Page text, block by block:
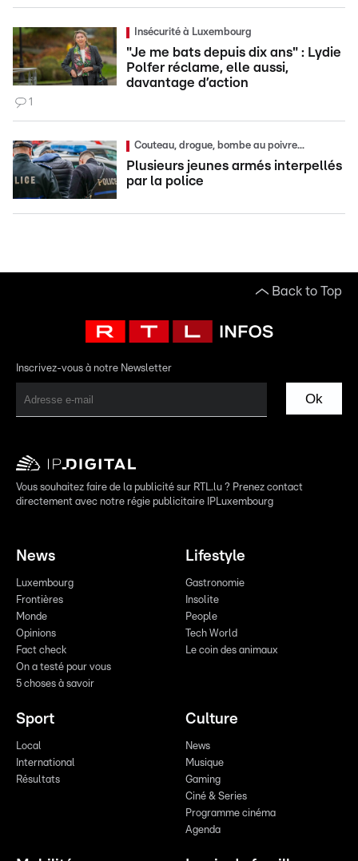
Insécurité à Luxembourg
"Je me bats depuis dix ans" : Lydie
Polfer réclame, elle aussi,
davantage d’action
1
Couteau, drogue, bombe au poivre...
Plusieurs jeunes armés interpellés
par la police
Back to Top
Inscrivez-vous à notre Newsletter
Ok
Vous souhaitez faire de la publicité sur RTL.lu ? Prenez contact
directement avec notre régie publicitaire IPLuxembourg
News
Luxembourg
Frontières
Monde
Opinions
Fact check
On a testé pour vous
5 choses à savoir
Lifestyle
Gastronomie
Insolite
People
Tech World
Le coin des animaux
Sport
Local
International
Résultats
Culture
News
Musique
Gaming
Ciné & Series
Programme cinéma
Agenda